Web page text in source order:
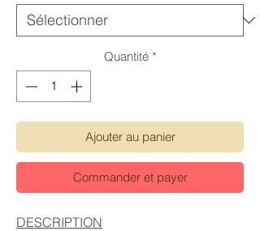
Quantité *
Ajouter au panier
Commander et payer
DESCRIPTION